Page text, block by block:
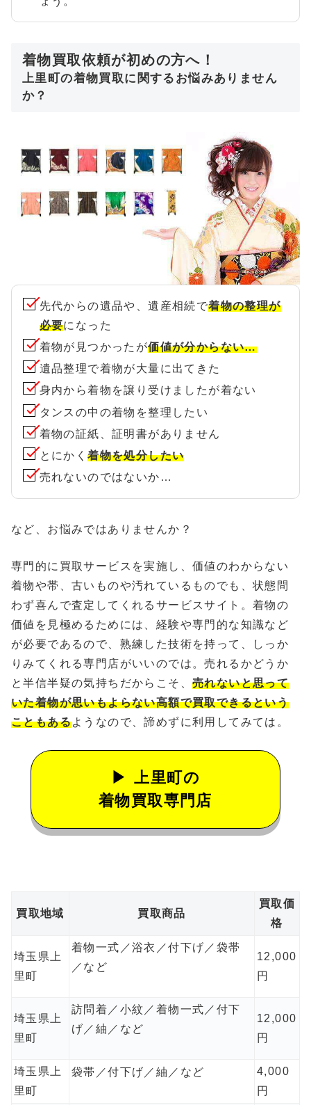
着物買取依頼が初めの方へ！
上里町の着物買取に関するお悩みありません
か？
先代からの遺品や、遺産相続で着物の整理が
必要になった
着物が見つかったが価値が分からない…
遺品整理で着物が大量に出てきた
身内から着物を譲り受けましたが着ない
タンスの中の着物を整理したい
着物の証紙、証明書がありません
とにかく着物を処分したい
売れないのではないか…
など、お悩みではありませんか？
専門的に買取サービスを実施し、価値のわからない
着物や帯、古いものや汚れているものでも、状態問
わず喜んで査定してくれるサービスサイト。着物の
価値を見極めるためには、経験や専門的な知識など
が必要であるので、熟練した技術を持って、しっか
りみてくれる専門店がいいのでは。売れるかどうか
と半信半疑の気持ちだからこそ、 売れないと思って
いた着物が思いもよらない高額で買取できるという
こともあるようなので、諦めずに利用してみては。
上里町の
着物買取専門店
買取地域 買取商品
買取価
格
埼玉県上
里町
着物一式／浴衣／付下げ／袋帯
／など
12,000
円
埼玉県上
里町
訪問着／小紋／着物一式／付下
げ／紬／など
12,000
円
埼玉県上
里町
袋帯／付下げ／紬／など
4,000
円